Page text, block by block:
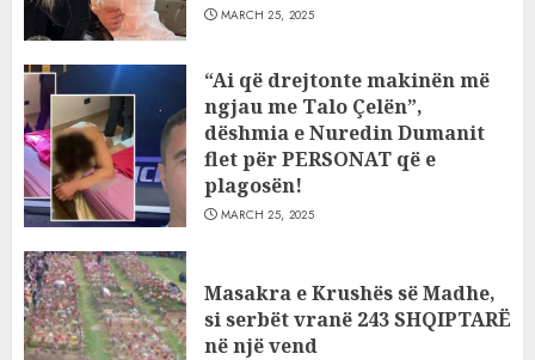
MARCH 25, 2025
“Ai që drejtonte makinën më
ngjau me Talo Çelën”,
dëshmia e Nuredin Dumanit
flet për PERSONAT që e
plagosën!
MARCH 25, 2025
Masakra e Krushës së Madhe,
si serbët vranë 243 SHQIPTARË
në një vend